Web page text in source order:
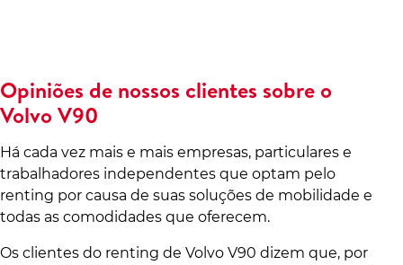
Opiniões de nossos clientes sobre o
Volvo V90
Há cada vez mais e mais empresas, particulares e
trabalhadores independentes que optam pelo
renting por causa de suas soluções de mobilidade e
todas as comodidades que oferecem.
Os clientes do renting de Volvo V90 dizem que, por